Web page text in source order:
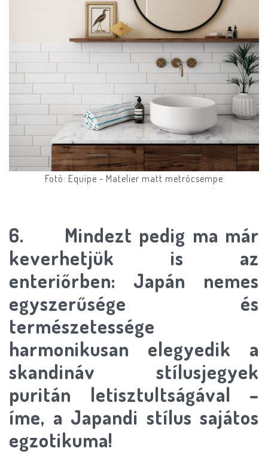
Fotó: Equipe - Matelier matt metrócsempe
6. Mindezt pedig ma már
keverhetjük is az
enteriőrben: Japán nemes
egyszerűsége és
természetessége
harmonikusan elegyedik a
skandináv stílusjegyek
puritán letisztultságával –
íme, a Japandi stílus sajátos
egzotikuma!